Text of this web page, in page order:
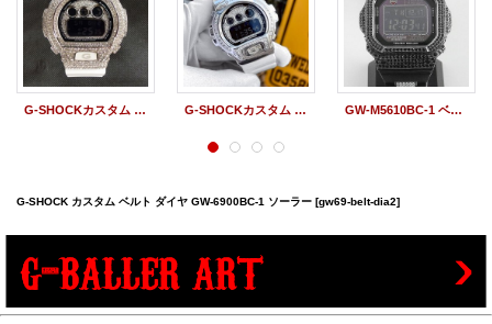
G-SHOCKカスタム DW6900 スワロフスキー カスタムSET G-SHOCKカスタム DW6900 ダブルラインカスタム GW-M5610BC-1 ベルトフルダイヤカスタム G-BALLER
G-SHOCK カスタム ベルト ダイヤ GW-6900BC-1 ソーラー [gw69-belt-dia2]